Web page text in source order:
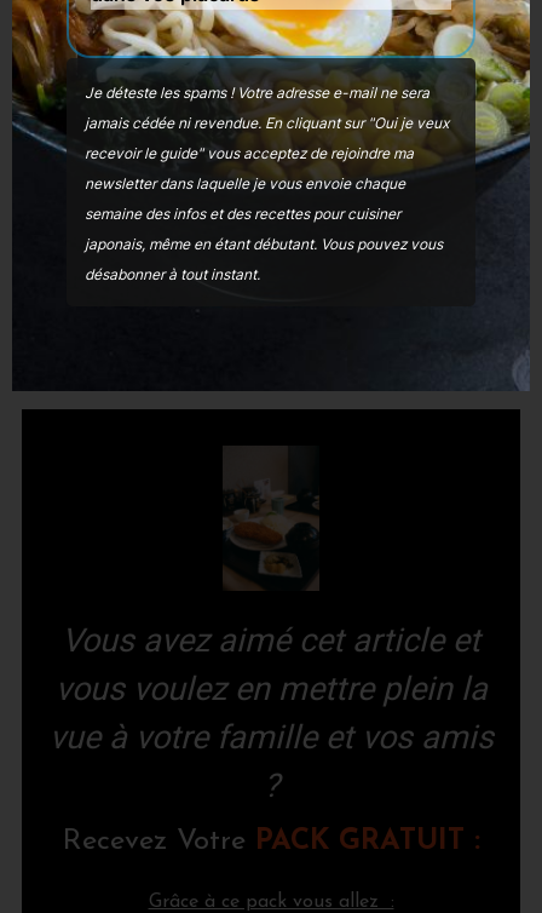
bières de la marque «Asahi» au
« Sakura », qu’il faut, comme chacun le
sait, consommer avec modération, même
au Japon.
Matane !
Vous avez aimé cet article et
vous voulez en mettre plein la
vue à votre famille et vos amis
?
Recevez Votre PACK GRATUIT :
Grâce à ce pack vous allez :
Je déteste les spams ! Votre adresse e-mail ne sera
jamais cédée ni revendue. En cliquant sur "Oui je veux
recevoir le guide" vous acceptez de rejoindre ma
newsletter dans laquelle je vous envoie chaque
semaine des infos et des recettes pour cuisiner
japonais, même en étant débutant. Vous pouvez vous
désabonner à tout instant.